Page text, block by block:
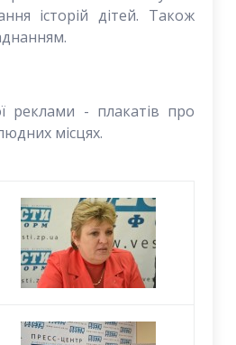
історій дітей. Також
реклами - плакатів про
місцях.